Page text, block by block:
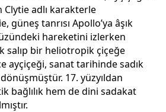
adlı karakterle
güneş tanrısı Apollo’ya âşık
hareketini izlerken
salıp bir heliotropik çiçeğe
ayçiçeği, sanat tarihinde sadık
17. yüzyıldan
bağlılık hem de dini sadakat